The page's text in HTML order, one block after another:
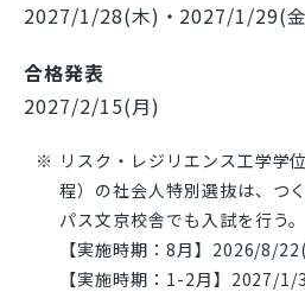
2027/1/28(木)・2027/1/29(
合格発表
2027/2/15(月)
リスク・レジリエンス工学学
程）の社会人特別選抜は、つ
パス文京校舎でも入試を行う。
【実施時期：8月】2026/8/
【実施時期：1-2月】2027/1/